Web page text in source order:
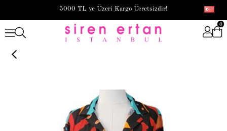
5000 TL ve Üzeri Kargo Ücretsizdir!
0